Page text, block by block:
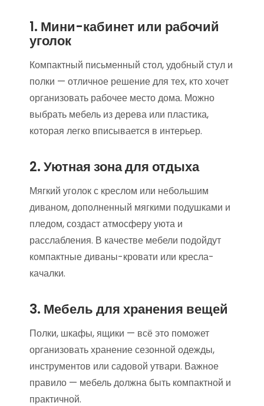
1. Мини-кабинет или рабочий
уголок
Компактный письменный стол, удобный стул и
полки — отличное решение для тех, кто хочет
организовать рабочее место дома. Можно
выбрать мебель из дерева или пластика,
которая легко вписывается в интерьер.
2. Уютная зона для отдыха
Мягкий уголок с креслом или небольшим
диваном, дополненный мягкими подушками и
пледом, создаст атмосферу уюта и
расслабления. В качестве мебели подойдут
компактные диваны-кровати или кресла-
качалки.
3. Мебель для хранения вещей
Полки, шкафы, ящики — всё это поможет
организовать хранение сезонной одежды,
инструментов или садовой утвари. Важное
правило — мебель должна быть компактной и
практичной.